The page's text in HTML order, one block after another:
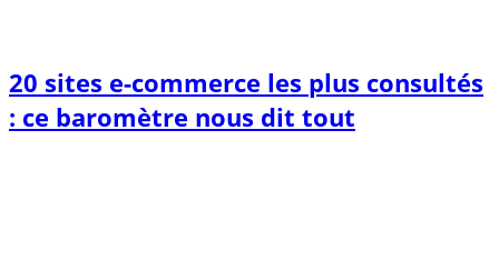
20 sites e-commerce les plus consultés
: ce baromètre nous dit tout